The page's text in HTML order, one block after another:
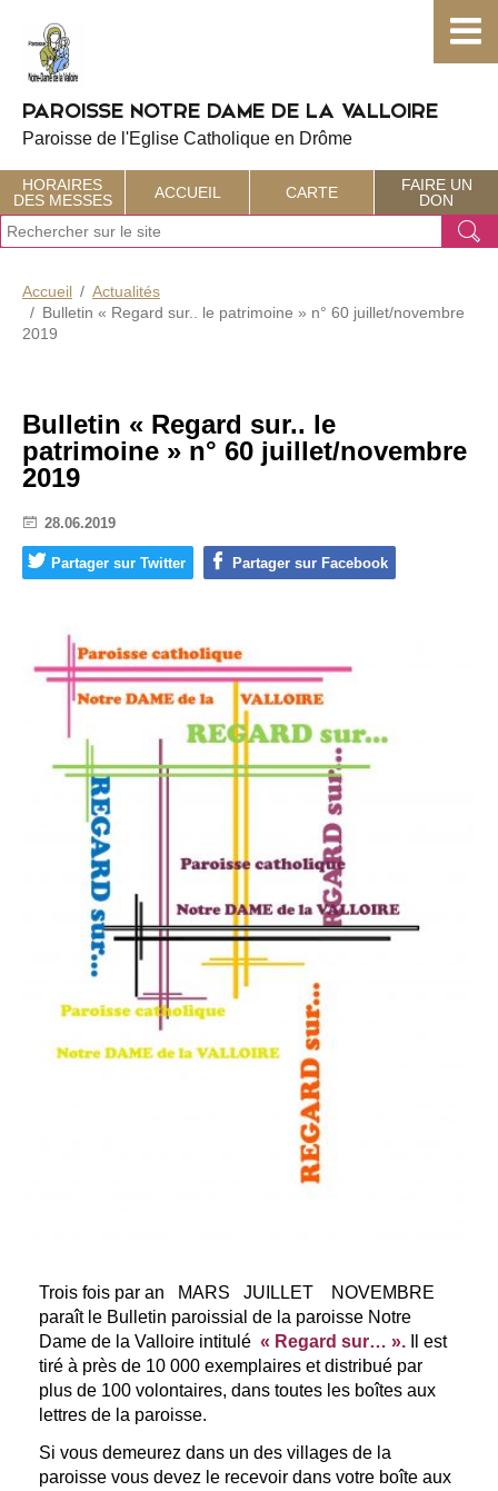
PAROISSE NOTRE DAME DE LA VALLOIRE
Paroisse de l'Eglise Catholique en Drôme
J
e
Ok
HORAIRES
DES MESSES
ACCUEIL CARTE
FAIRE UN
DON
Accueil
Actualités
Bulletin « Regard sur.. le patrimoine » n° 60 juillet/novembre
2019
Bulletin « Regard sur.. le
patrimoine » n° 60 juillet/novembre
2019
28.06.2019
Partager sur Twitter Partager sur Facebook
Trois fois par an MARS JUILLET NOVEMBRE
paraît le Bulletin paroissial de la paroisse Notre
Dame de la Valloire intitulé « Regard sur… ». Il est
tiré à près de 10 000 exemplaires et distribué par
plus de 100 volontaires, dans toutes les boîtes aux
lettres de la paroisse.
Si vous demeurez dans un des villages de la
paroisse vous devez le recevoir dans votre boîte aux